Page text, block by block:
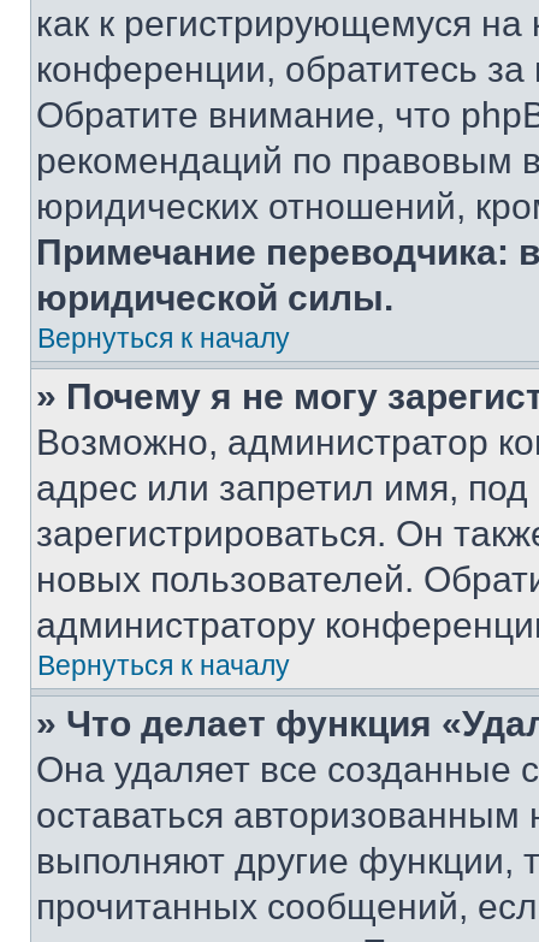
как к регистрирующемуся
конференции, обратитесь
Обратите внимание, что
рекомендаций по правовым
юридических отношений,
Примечание переводчика:
юридической силы.
Вернуться к началу
» Почему я не могу
Возможно, администратор
адрес или запретил имя,
зарегистрироваться. Он
новых пользователей.
администратору
Вернуться к началу
» Что делает функция
Она удаляет все созданные
оставаться
выполняют другие функции,
прочитанных сообщений,